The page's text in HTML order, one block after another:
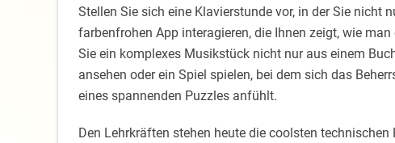
Stellen Sie sich eine Klavierstunde vor, in der Sie nicht
farbenfrohen App interagieren, die Ihnen zeigt, wie
Sie ein komplexes Musikstück nicht nur aus einem
ansehen oder ein Spiel spielen, bei dem sich das
eines spannenden Puzzles anfühlt.
Den Lehrkräften stehen heute die coolsten